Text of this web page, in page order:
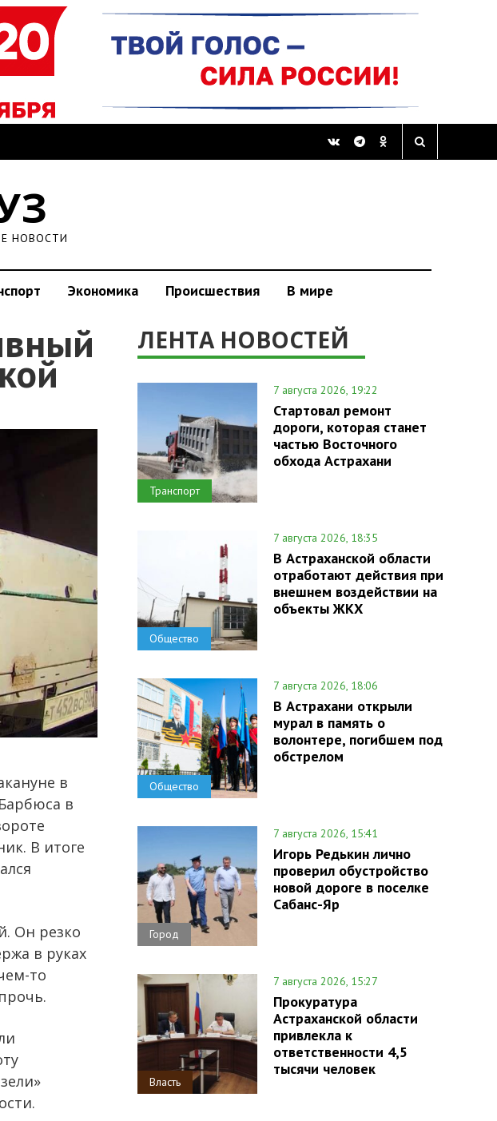
НОВОСТИ
Экономика Происшествия В мире
в
в
В итоге
Он резко
в руках
то
ЛЕНТА НОВОСТЕЙ
Транспорт
7 августа 2026, 19:22
Стартовал ремонт
дороги, которая станет
частью Восточного
обхода Астрахани
Общество
7 августа 2026, 18:35
В Астраханской области
отработают действия при
внешнем воздействии на
объекты ЖКХ
Общество
7 августа 2026, 18:06
В Астрахани открыли
мурал в память о
волонтере, погибшем под
обстрелом
Город
7 августа 2026, 15:41
Игорь Редькин лично
проверил обустройство
новой дороге в поселке
Сабанс-Яр
Власть
7 августа 2026, 15:27
Прокуратура
Астраханской области
привлекла к
ответственности 4,5
тысячи человек